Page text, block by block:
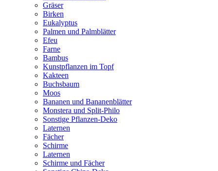
Gräser
Birken
Eukalyptus
Palmen und Palmblätter
Efeu
Farne
Bambus
Kunstpflanzen im Topf
Kakteen
Buchsbaum
Moos
Bananen und Bananenblätter
Monstera und Split-Philo
Sonstige Pflanzen-Deko
Laternen
Fächer
Schirme
Laternen
Schirme und Fächer